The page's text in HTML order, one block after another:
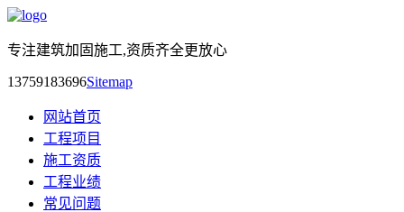
专注建筑加固施工,资质齐全更放心
13759183696Sitemap
网站首页
工程项目
施工资质
工程业绩
常见问题